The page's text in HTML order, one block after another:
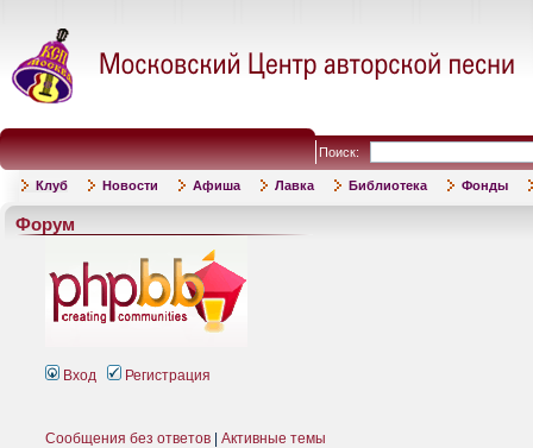
Поиск:
Клуб Новости Афиша Лавка Библиотека Фонды
Форум
Вход Регистрация
Сообщения без ответов Активные темы